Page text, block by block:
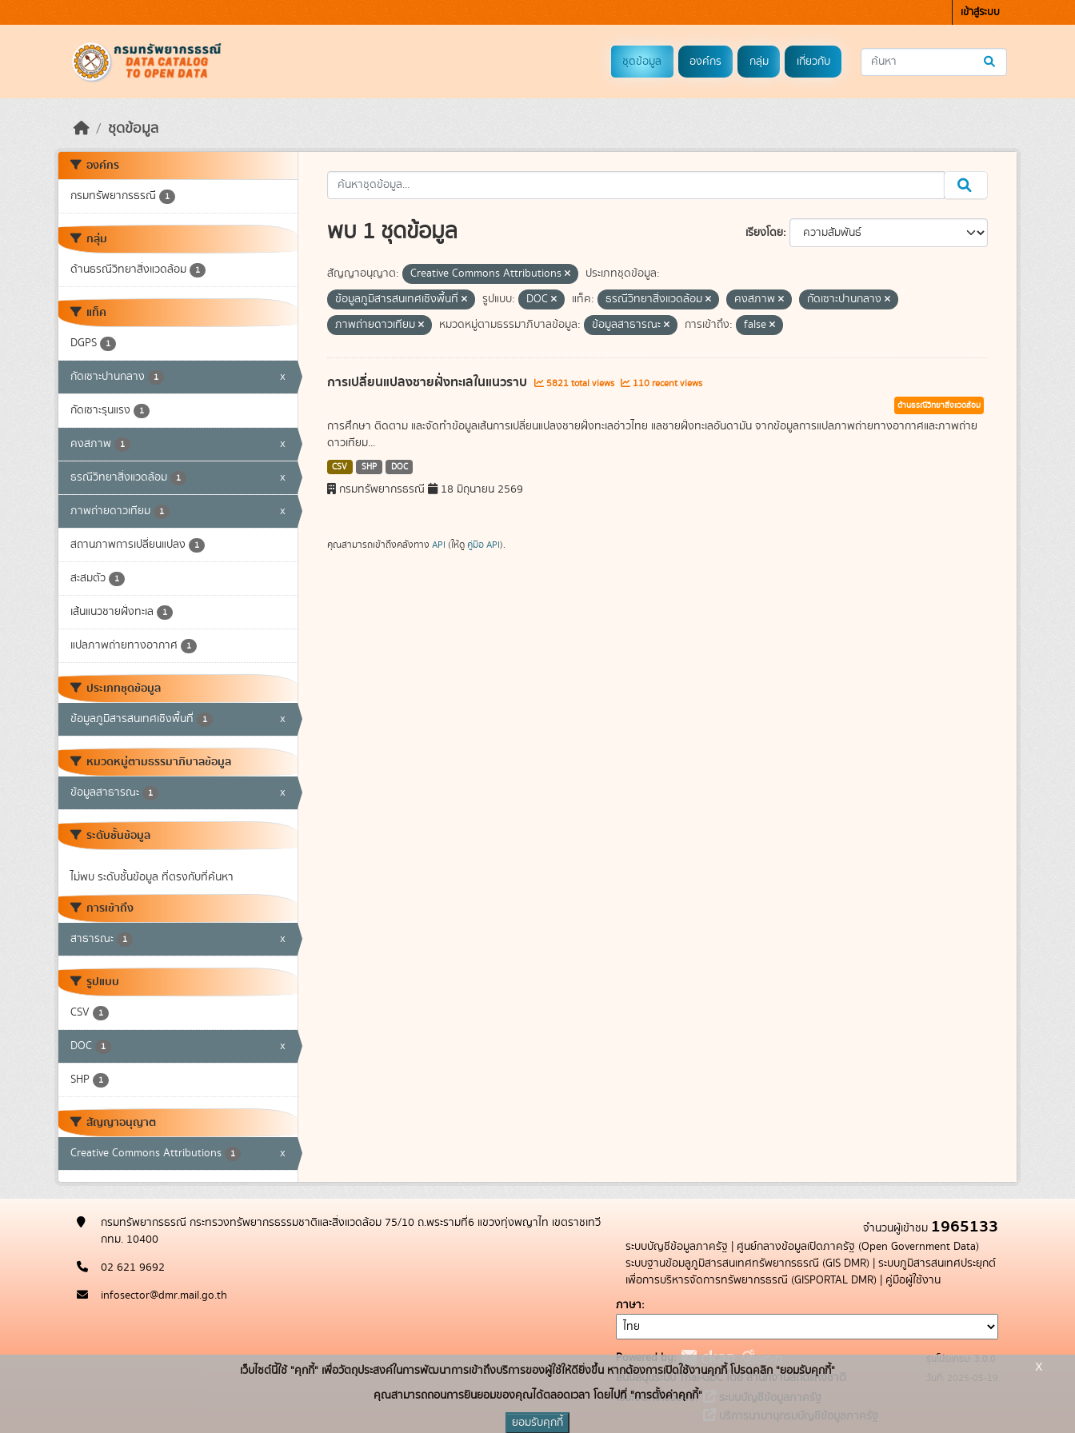
เข้าสู่ระบบ
ชุดข้อมูล องค์กร กลุ่ม เกี่ยวกับ
ชุดข้อมูล
องค์กร
กรมทรัพยากรธรณี 1
กลุ่ม
ด้านธรณีวิทยาสิ่งแวดล้อม 1
แท็ค
DGPS 1
กัดเซาะปานกลาง 1 x
กัดเซาะรุนแรง 1
คงสภาพ 1 x
ธรณีวิทยาสิ่งแวดล้อม 1 x
ภาพถ่ายดาวเทียม 1 x
สถานภาพการเปลี่ยนแปลง 1
สะสมตัว 1
เส้นแนวชายฝั่งทะเล 1
แปลภาพถ่ายทางอากาศ 1
ประเภทชุดข้อมูล
ข้อมูลภูมิสารสนเทศเชิงพื้นที่ 1 x
หมวดหมู่ตามธรรมาภิบาลข้อมูล
ข้อมูลสาธารณะ 1 x
ระดับชั้นข้อมูล
ไม่พบ ระดับชั้นข้อมูล ที่ตรงกับที่ค้นหา
การเข้าถึง
สาธารณะ 1 x
รูปแบบ
CSV 1
DOC 1 x
SHP 1
สัญญาอนุญาต
Creative Commons Attributions 1 x
เรียงโดย
พบ 1 ชุดข้อมูล
สัญญาอนุญาต: Creative Commons Attributions
ประเภทชุดข้อมูล:
ข้อมูลภูมิสารสนเทศเชิงพื้นที่
รูปแบบ: DOC แท็ค: ธรณีวิทยาสิ่งแวดล้อม คงสภาพ
กัดเซาะปานกลาง
ภาพถ่ายดาวเทียม
หมวดหมู่ตามธรรมาภิบาลข้อมูล: ข้อมูลสาธารณะ การเข้าถึง: false
การเปลี่ยนแปลงชายฝั่งทะเลในแนวราบ 5821 total views 110 recent views
ด้านธรณีวิทยาสิ่งแวดล้อม
การศึกษา ติดตาม และจัดทำข้อมูลเส้นการเปลี่ยนแปลงชายฝั่งทะเลอ่าวไทย แลชายฝั่งทะเลอันดามัน จากข้อมูลการแปลภาพถ่ายทางอากาศและภาพถ่าย
ดาวเทียม...
CSV SHP DOC
กรมทรัพยากรธรณี 18 มิถุนายน 2569
คุณสามารถเข้าถึงคลังทาง API (ให้ดู คู่มือ API).
กรมทรัพยากรธรณี กระทรวงทรัพยากรธรรมชาติและสิ่งแวดล้อม 75/10 ถ.พระรามที่6 แขวงทุ่งพญาไท เขตราชเทวี
กทม. 10400
02 621 9692
infosector@dmr.mail.go.th
จำนวนผู้เข้าชม 1965133
ระบบบัญชีข้อมูลภาครัฐ | ศูนย์กลางข้อมูลเปิดภาครัฐ (Open Government Data)
ระบบฐานข้อมลูภูมิสารสนเทศทรัพยากรธรณี (GIS DMR) | ระบบภูมิสารสนเทศประยุกต์
เพื่อการบริหารจัดการทรัพยากรธรณี (GISPORTAL DMR) | คู่มือผู้ใช้งาน
ภาษา
Powered by:
สนับสนุนระบบ Thai-GDC โดย สำนักงานสถิติแห่งชาติ
เว็บไซต์ที่เกี่ยวข้อง:
ระบบบัญชีข้อมูลภาครัฐ
บริการนามานุกรมบัญชีข้อมูลภาครัฐ
รุ่นโปรแกรม: 3.0.0
วันที่: 2025-05-19
เว็บไซต์นี้ใช้ "คุกกี้" เพื่อวัตถุประสงค์ในการพัฒนาการเข้าถึงบริการของผู้ใช้ให้ดียิ่งขึ้น หากต้องการเปิดใช้งานคุกกี้ โปรดคลิก "ยอมรับคุกกี้"
คุณสามารถถอนการยินยอมของคุณได้ตลอดเวลา โดยไปที่ "การตั้งค่าคุกกี้"
ยอมรับคุกกี้
x